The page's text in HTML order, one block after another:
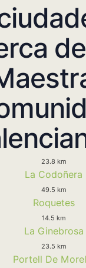
23.8 km
La Codoñera
49.5 km
Roquetes
14.5 km
La Ginebrosa
23.5 km
Portell De